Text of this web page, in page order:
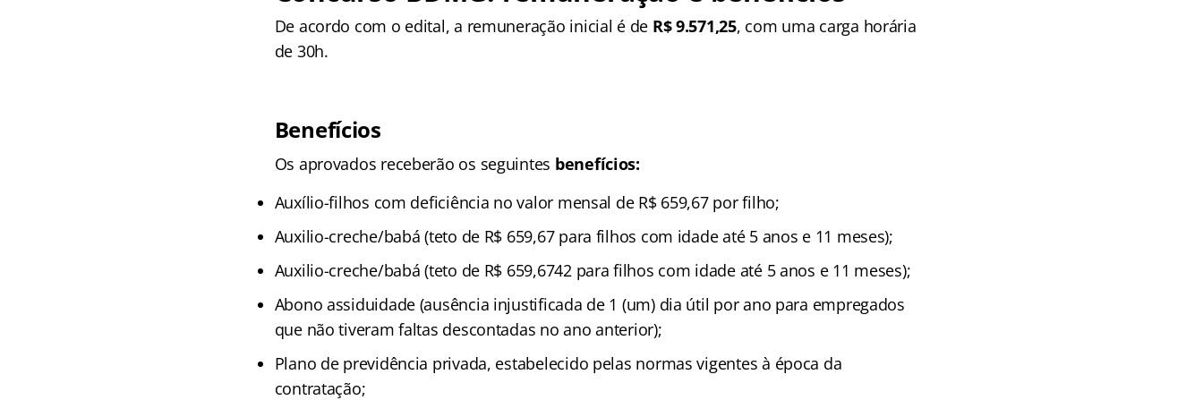
De acordo com o edital, a remuneração inicial é de R$ 9.571,25, com uma carga horária
de 30h.
Benefícios
Os aprovados receberão os seguintes benefícios:
Auxílio-filhos com deficiência no valor mensal de R$ 659,67 por filho;
Auxilio-creche/babá (teto de R$ 659,67 para filhos com idade até 5 anos e 11 meses);
Auxilio-creche/babá (teto de R$ 659,6742 para filhos com idade até 5 anos e 11 meses);
Abono assiduidade (ausência injustificada de 1 (um) dia útil por ano para empregados
que não tiveram faltas descontadas no ano anterior);
Plano de previdência privada, estabelecido pelas normas vigentes à época da
contratação;